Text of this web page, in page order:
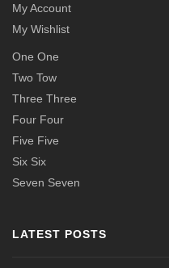
My Account
My Wishlist
One One
Two Tow
Three Three
Four Four
Five Five
Six Six
Seven Seven
LATEST POSTS